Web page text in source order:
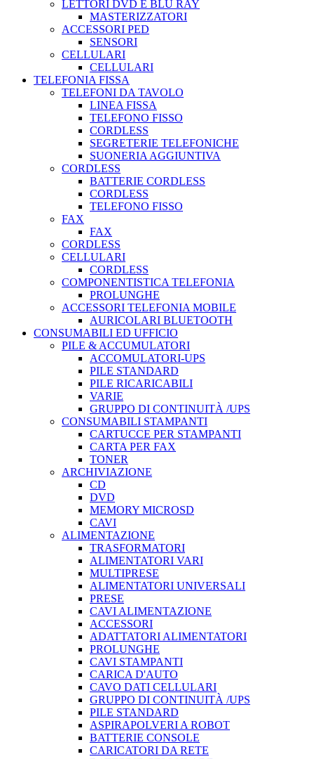
LETTORI DVD E BLU RAY
MASTERIZZATORI
ACCESSORI PED
SENSORI
CELLULARI
CELLULARI
TELEFONIA FISSA
TELEFONI DA TAVOLO
LINEA FISSA
TELEFONO FISSO
CORDLESS
SEGRETERIE TELEFONICHE
SUONERIA AGGIUNTIVA
CORDLESS
BATTERIE CORDLESS
CORDLESS
TELEFONO FISSO
FAX
FAX
CORDLESS
CELLULARI
CORDLESS
COMPONENTISTICA TELEFONIA
PROLUNGHE
ACCESSORI TELEFONIA MOBILE
AURICOLARI BLUETOOTH
CONSUMABILI ED UFFICIO
PILE & ACCUMULATORI
ACCOMULATORI-UPS
PILE STANDARD
PILE RICARICABILI
VARIE
GRUPPO DI CONTINUITÀ /UPS
CONSUMABILI STAMPANTI
CARTUCCE PER STAMPANTI
CARTA PER FAX
TONER
ARCHIVIAZIONE
CD
DVD
MEMORY MICROSD
CAVI
ALIMENTAZIONE
TRASFORMATORI
ALIMENTATORI VARI
MULTIPRESE
ALIMENTATORI UNIVERSALI
PRESE
CAVI ALIMENTAZIONE
ACCESSORI
ADATTATORI ALIMENTATORI
PROLUNGHE
CAVI STAMPANTI
CARICA D'AUTO
CAVO DATI CELLULARI
GRUPPO DI CONTINUITÀ /UPS
PILE STANDARD
ASPIRAPOLVERI A ROBOT
BATTERIE CONSOLE
CARICATORI DA RETE